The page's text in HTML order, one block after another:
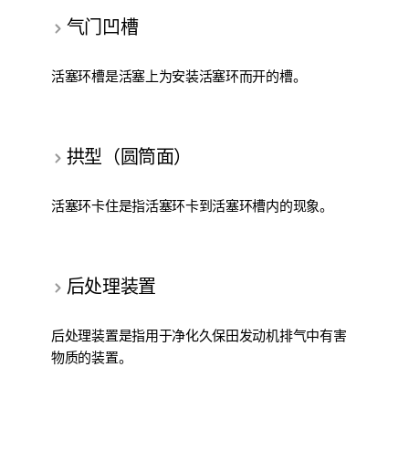
气门凹槽
活塞环槽是活塞上为安装活塞环而开的槽。
拱型（圆筒面）
活塞环卡住是指活塞环卡到活塞环槽内的现象。
后处理装置
后处理装置是指用于净化久保田发动机排气中有害
物质的装置。